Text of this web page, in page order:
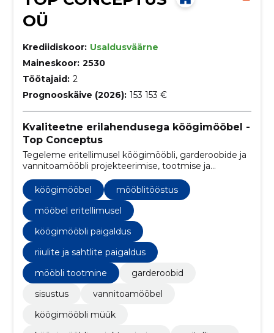
OÜ
Krediidiskoor: Usaldusväärne
Maineskoor: 2530
Töötajaid: 2
Prognooskäive (2026): 153 153 €
Kvaliteetne erilahendusega köögimööbel -
Top Conceptus
Tegeleme eritellimusel köögimööbli, garderoobide ja
vannitoamööbli projekteerimise, tootmise ja
paigaldusega Tartus.
köögimööbel
mööblitööstus
mööbel eritellimusel
köögimööbli paigaldus
riiulite ja sahtlite paigaldus
mööbli tootmine
garderoobid
sisustus
vannitoamööbel
köögimööbli müük